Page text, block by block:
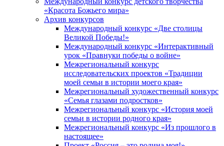
«Красота Божьего мира»
Архив конкурсов
Международный конкурс «Две столицы
Великой Победы!»
Международный конкурс «Интерактивный
урок «Правнуки победы о войне»
Межрегиональный конкурс
исследовательских проектов «Традиции
моей семьи в истории моего края»
Межрегиональный художественный конкурс
«Семья глазами подростков»
Межрегиональный конкурс «История моей
семьи в истории родного края»
Межрегиональный конкурс «Из прошлого в
настоящее»